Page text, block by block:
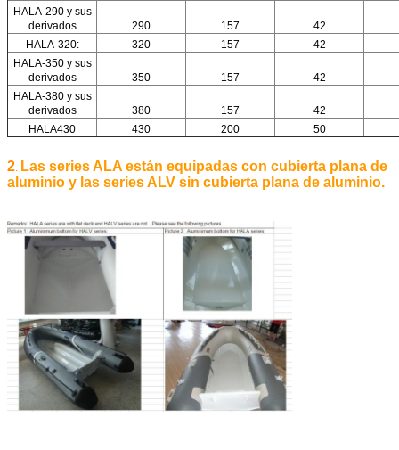
HALA-290 y sus
derivados
290 157
42
HALA-320:
320 157
42
HALA-350 y sus
derivados
350 157
42
HALA-380 y sus
derivados
380 157
42
HALA430
430 200 50
2. Las series ALA están equipadas con cubierta plana de
aluminio y las series ALV sin cubierta plana de aluminio.